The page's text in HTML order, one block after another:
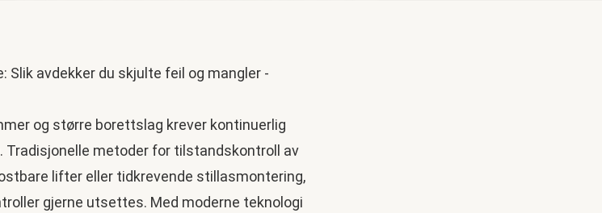
og større borettslag krever kontinuerlig
Tradisjonelle metoder for tilstandskontroll av
lifter eller tidkrevende stillasmontering,
gjerne utsettes. Med moderne teknologi